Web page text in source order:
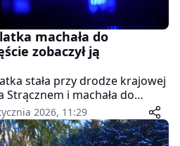
machała do
zobaczył ją
stała przy drodze krajowej
Strącznem i machała do
mijali ją obojętnie.
wracający z pracy – i to
bezpiecznie wróciła do
2026, 11:29